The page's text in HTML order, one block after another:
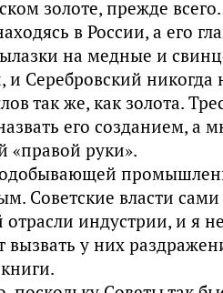
золоте, прежде
в России, а его
на медные и
Серебровский никогда
так же, как золота.
его созданием, а
«правой руки».
Советские власти
отрасли индустрии, и я
у них